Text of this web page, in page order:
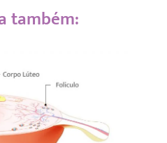
também: